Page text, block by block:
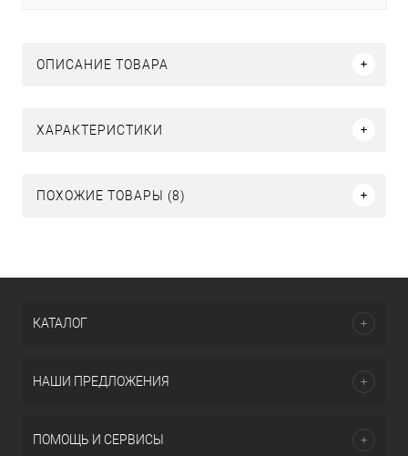
ОПИСАНИЕ ТОВАРА
ХАРАКТЕРИСТИКИ
ПОХОЖИЕ ТОВАРЫ (8)
КАТАЛОГ
НАШИ ПРЕДЛОЖЕНИЯ
ПОМОЩЬ И СЕРВИСЫ